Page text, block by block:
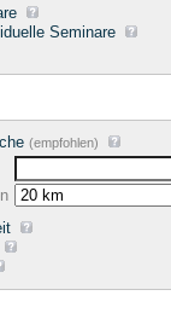
Seminare
(empfohlen)